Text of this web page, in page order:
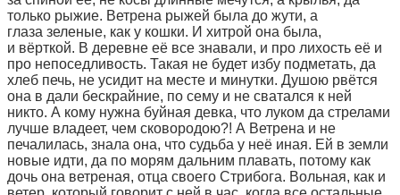
только рыжие. Ветрена рыжей была до жути, а
глаза зеленые, как у кошки. И хитрой она была,
и вёрткой. В деревне её все знавали, и про лихость её и
про непоседливость. Такая не будет избу подметать, да
хлеб печь, не усидит на месте и минутки. Душою рвётся
она в дали бескрайние, по сему и не сватался к ней
никто. А кому нужна буйная девка, что луком да стрелами
лучше владеет, чем сковородою?! А Ветрена и не
печалилась, знала она, что судьба у неё иная. Ей в земли
новые идти, да по морям дальним плавать, потому как
дочь она ветреная, отца своего Стрибога. Вольная, как и